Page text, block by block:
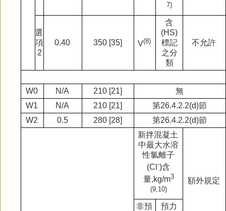
7)
選
項
2
0.40 350 [35] V(8)
含
(HS)
標記
之分
類
不允許
W0 N/A 210 [21]
無
W1
N/A 210 [21] 第26.4.2.2(d)節
W2
0.5 280 [28] 第26.4.2.2(d)節
新拌混凝土
中最大水溶
性氯離子
(Cl-)含
量,kg/m3
(9,10)
額外規定
非預
預力